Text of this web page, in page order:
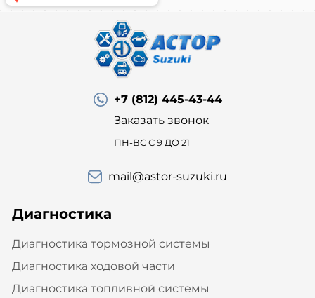
+7 (812) 445-43-44
Заказать звонок
ПН-ВС С 9 ДО 21
mail@astor-suzuki.ru
Диагностика
Диагностика тормозной системы
Диагностика ходовой части
Диагностика топливной системы